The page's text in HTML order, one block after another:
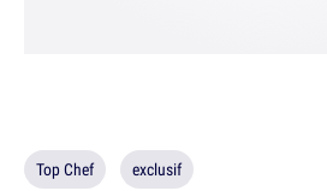
Top Chef exclusif